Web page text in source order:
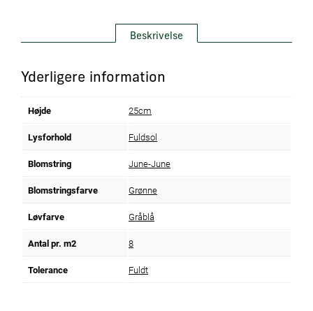
Beskrivelse
Yderligere information
Højde 25cm
Lysforhold Fuldsol
Blomstring June-June
Blomstringsfarve Grønne
Løvfarve Gråblå
Antal pr. m2 8
Tolerance Fuldt